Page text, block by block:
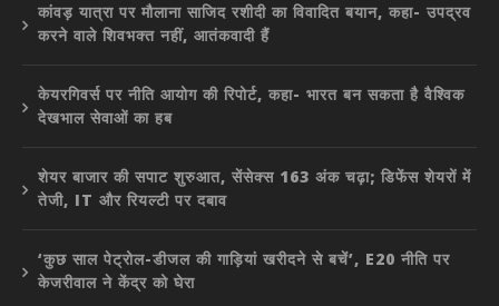
कांवड़ यात्रा पर मौलाना साजिद रशीदी का विवादित बयान, कहा- उपद्रव
करने वाले शिवभक्त नहीं, आतंकवादी हैं
केयरगिवर्स पर नीति आयोग की रिपोर्ट, कहा- भारत बन सकता है वैश्विक
देखभाल सेवाओं का हब
शेयर बाजार की सपाट शुरुआत, सेंसेक्स 163 अंक चढ़ा; डिफेंस शेयरों में
तेजी, IT और रियल्टी पर दबाव
‘कुछ साल पेट्रोल-डीजल की गाड़ियां खरीदने से बचें’, E20 नीति पर
केजरीवाल ने केंद्र को घेरा